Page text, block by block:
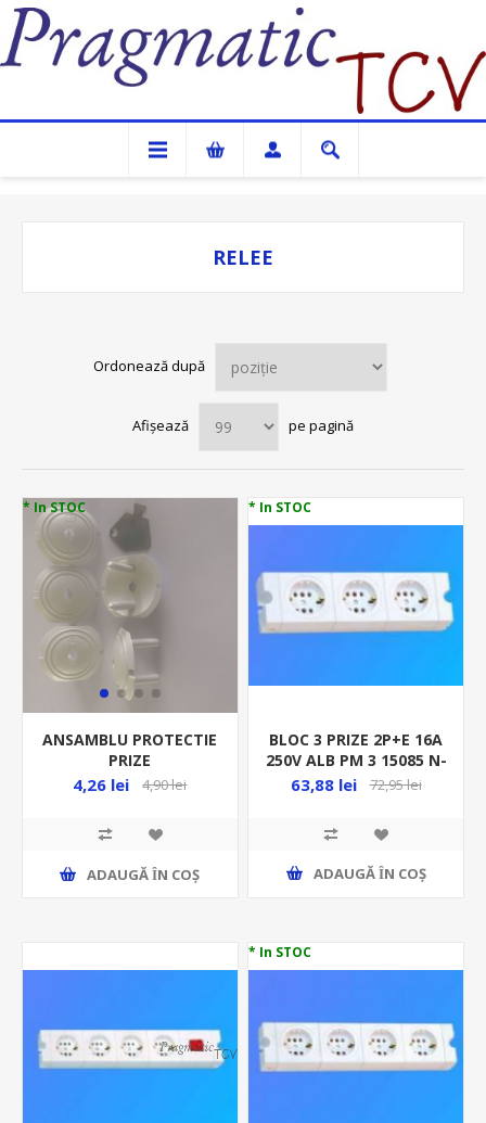
Pragmatic TCV
RELEE
Ordonează după
Afișează pe pagină
* In STOC
ANSAMBLU PROTECTIE
PRIZE
(5BUC/SET+CHEIE), N-
4,26 lei 4,90 lei
ADAUGĂ ȊN COŞ
* In STOC
BLOC 3 PRIZE 2P+E 16A
250V ALB PM 3 15085 N-
02548/3
63,88 lei 72,95 lei
ADAUGĂ ȊN COŞ
* In STOC